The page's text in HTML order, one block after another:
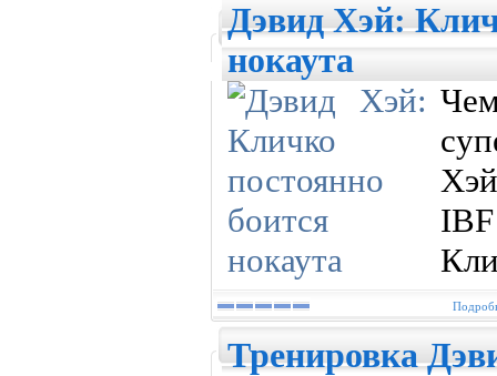
Дэвид Хэй:
нокаута
Тренировка